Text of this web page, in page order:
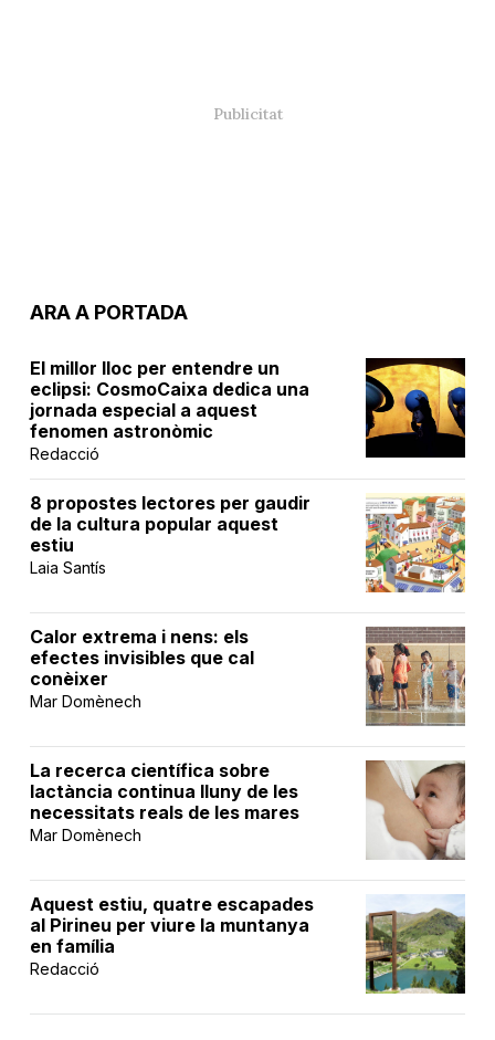
ARA A PORTADA
El millor lloc per entendre un
eclipsi: CosmoCaixa dedica una
jornada especial a aquest
fenomen astronòmic
Redacció
8 propostes lectores per gaudir
de la cultura popular aquest
estiu
Laia Santís
Calor extrema i nens: els
efectes invisibles que cal
conèixer
Mar Domènech
La recerca científica sobre
lactància continua lluny de les
necessitats reals de les mares
Mar Domènech
Aquest estiu, quatre escapades
al Pirineu per viure la muntanya
en família
Redacció